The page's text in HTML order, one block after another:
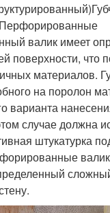
валик имеет
поверхности, что
материалов.
на поролон
варианта
случае должна
штукатурка